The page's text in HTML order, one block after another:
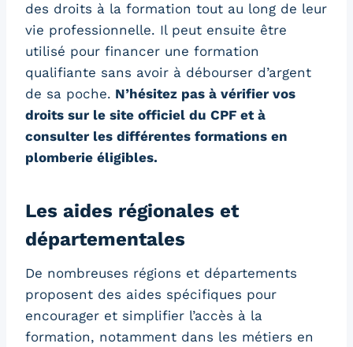
des droits à la formation tout au long de leur
vie professionnelle. Il peut ensuite être
utilisé pour financer une formation
qualifiante sans avoir à débourser d’argent
de sa poche. N’hésitez pas à vérifier vos
droits sur le site officiel du CPF et à
consulter les différentes formations en
plomberie éligibles.
Les aides régionales et
départementales
De nombreuses régions et départements
proposent des aides spécifiques pour
encourager et simplifier l’accès à la
formation, notamment dans les métiers en